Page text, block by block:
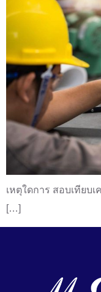
เหตุใดการ สอบเทีย
[…]